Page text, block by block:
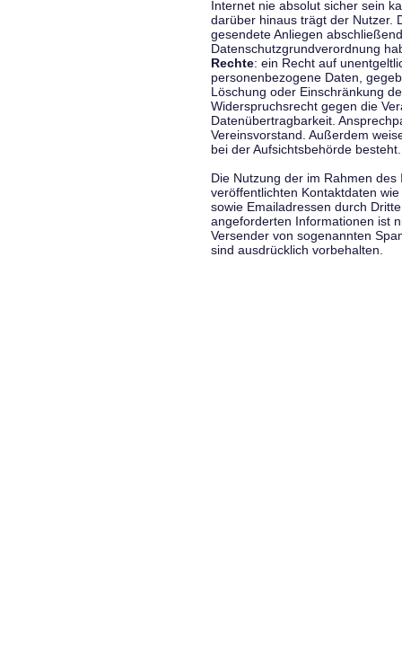
Internet nie absolut sicher sein
darüber hinaus trägt der Nutzer.
gesendete Anliegen
Datenschutzgrundverordnung
Rechte: ein Recht auf
personenbezogene Daten,
Löschung oder Einschränkung
Widerspruchsrecht gegen die
Datenübertragbarkeit.
Vereinsvorstand. Außerdem
bei der Aufsichtsbehörde besteht.
Die Nutzung der im Rahmen
veröffentlichten Kontaktdaten
sowie Emailadressen durch
angeforderten Informationen ist
Versender von sogenannten
sind ausdrücklich vorbehalten.